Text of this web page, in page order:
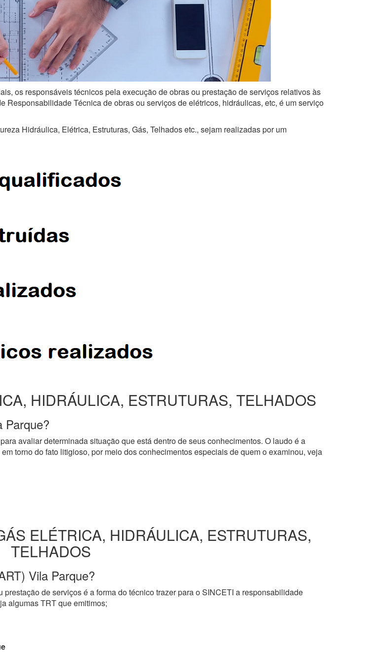
os responsáveis técnicos pela execução de obras ou prestação de serviços relativos às
Responsabilidade Técnica de obras ou serviços de elétricos, hidráulicas, etc, é um serviço
Hidráulica, Elétrica, Estruturas, Gás, Telhados etc., sejam realizadas por um
HIDRÁULICA, ESTRUTURAS, TELHADOS
Parque?
avaliar determinada situação que está dentro de seus conhecimentos. O laudo é a
torno do fato litigioso, por meio dos conhecimentos especiais de quem o examinou, veja
ELÉTRICA, HIDRÁULICA, ESTRUTURAS,
TELHADOS
Vila Parque?
de serviços é a forma do técnico trazer para o SINCETI a responsabilidade
algumas TRT que emitimos;